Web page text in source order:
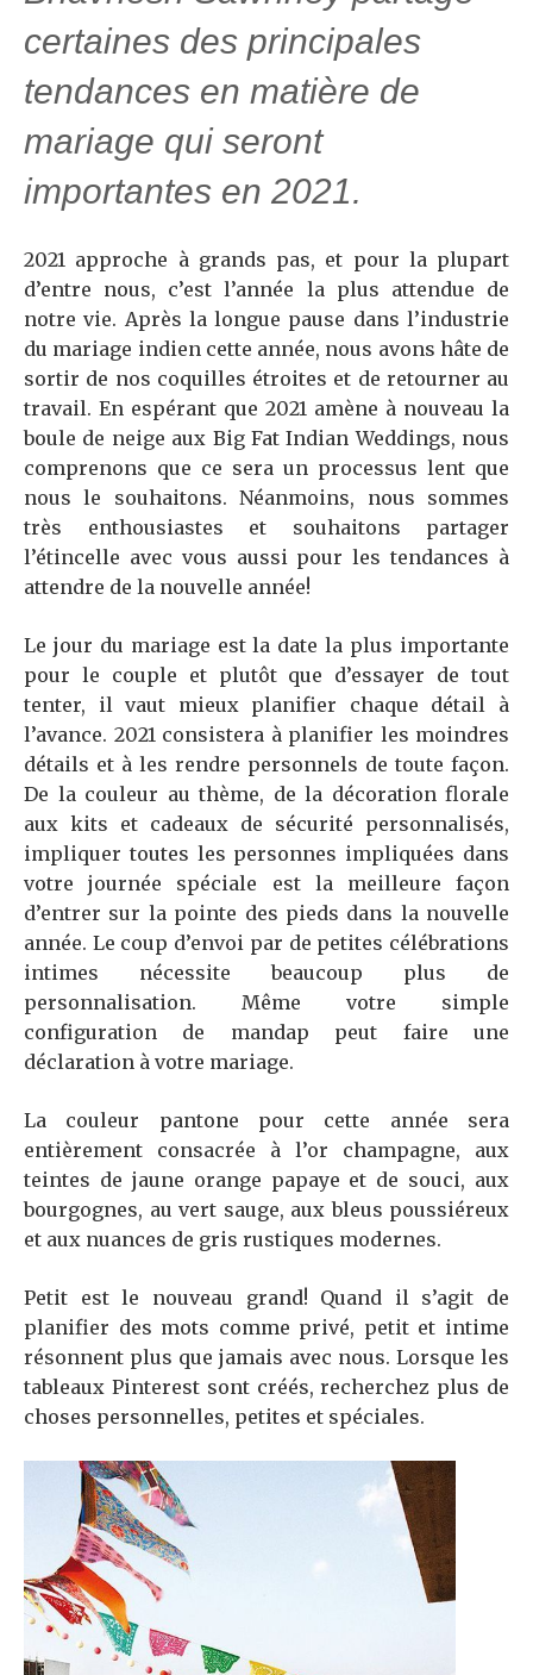
certaines des principales
tendances en matière de
mariage qui seront
importantes en 2021.
2021 approche à grands pas, et pour la plupart
d’entre nous, c’est l’année la plus attendue de
notre vie. Après la longue pause dans l’industrie
du mariage indien cette année, nous avons hâte de
sortir de nos coquilles étroites et de retourner au
travail. En espérant que 2021 amène à nouveau la
boule de neige aux Big Fat Indian Weddings, nous
comprenons que ce sera un processus lent que
nous le souhaitons. Néanmoins, nous sommes
très enthousiastes et souhaitons partager
l’étincelle avec vous aussi pour les tendances à
attendre de la nouvelle année!
Le jour du mariage est la date la plus importante
pour le couple et plutôt que d’essayer de tout
tenter, il vaut mieux planifier chaque détail à
l’avance. 2021 consistera à planifier les moindres
détails et à les rendre personnels de toute façon.
De la couleur au thème, de la décoration florale
aux kits et cadeaux de sécurité personnalisés,
impliquer toutes les personnes impliquées dans
votre journée spéciale est la meilleure façon
d’entrer sur la pointe des pieds dans la nouvelle
année. Le coup d’envoi par de petites célébrations
intimes nécessite beaucoup plus de
personnalisation. Même votre simple
configuration de mandap peut faire une
déclaration à votre mariage.
La couleur pantone pour cette année sera
entièrement consacrée à l’or champagne, aux
teintes de jaune orange papaye et de souci, aux
bourgognes, au vert sauge, aux bleus poussiéreux
et aux nuances de gris rustiques modernes.
Petit est le nouveau grand! Quand il s’agit de
planifier des mots comme privé, petit et intime
résonnent plus que jamais avec nous. Lorsque les
tableaux Pinterest sont créés, recherchez plus de
choses personnelles, petites et spéciales.